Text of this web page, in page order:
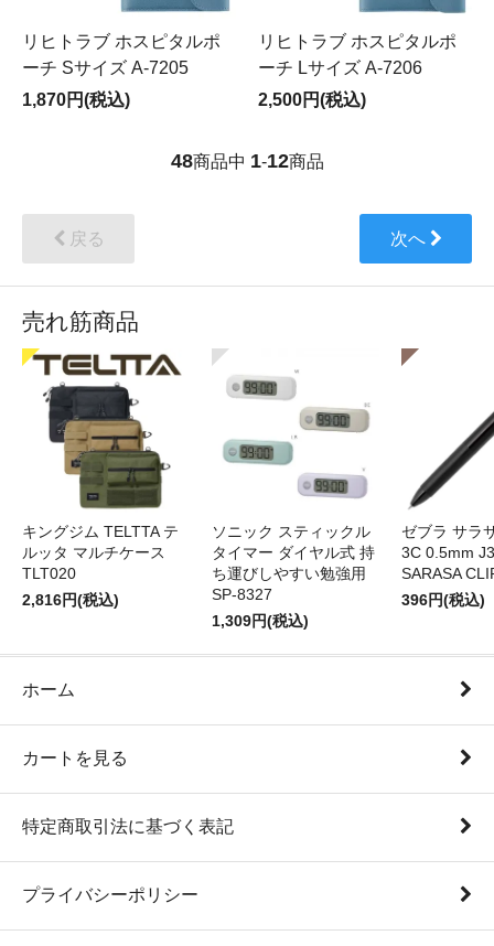
リヒトラブ ホスピタルポ
ーチ Sサイズ A-7205
1,870円(税込)
リヒトラブ ホスピタルポ
ーチ Lサイズ A-7206
2,500円(税込)
48商品中 1-12商品
戻る 次へ
売れ筋商品
キングジム TELTTA テ
ルッタ マルチケース
TLT020
2,816円(税込)
ソニック スティックル
タイマー ダイヤル式 持
ち運びしやすい勉強用
SP-8327
1,309円(税込)
ゼブラ サラ
3C 0.5mm
SARASA
396円(税込)
ホーム
カートを見る
特定商取引法に基づく表記
プライバシーポリシー